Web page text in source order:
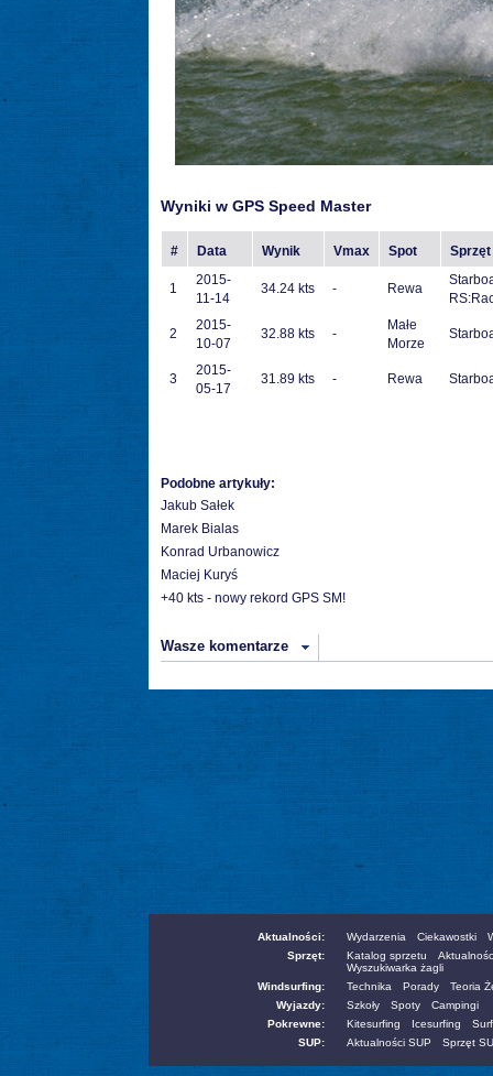
Wyniki w GPS Speed Master
# Data Wynik Vmax Spot Sprzęt
1
2015-
11-14
34.24 kts - Rewa
2
2015-
10-07
32.88 kts -
Małe
Morze
3
2015-
05-17
31.89 kts - Rewa
Podobne artykuły:
Jakub Sałek
Marek Bialas
Konrad Urbanowicz
Maciej Kuryś
+40 kts - nowy rekord GPS SM!
Wasze komentarze
Aktualności: Wydarzenia Ciekawostki
Sprzęt:
Katalog sprzetu
Wyszukiwarka żagli
Windsurfing:
Technika Porady
Teoria
Wyjazdy:
Szkoły Spoty
Campingi
Pokrewne:
Kitesurfing Icesurfing
SUP:
Aktualności SUP Sprzęt